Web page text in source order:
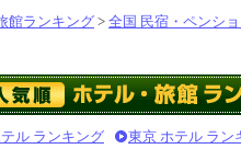
館ランキング > 全国 民宿・ペンシ
ル ランキング 東京 ホテル ラン